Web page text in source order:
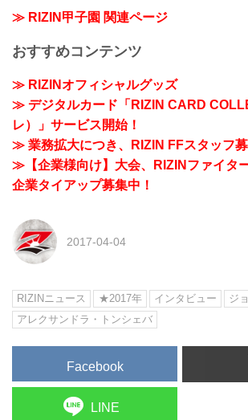
≫ RIZIN甲子園 関連ページ
おすすめコンテンツ
≫ RIZINオフィシャルグッズ
≫ デジタルカード「RIZIN CARD
レ）」サービス開始！
≫ 業務拡大につき、RIZIN FFスタッフ募
≫【企業様向け】大会、RIZINファイタ
企業タイアップ募集中！
2017-04-04
RIZINニュース ★2017年 インタビュー
ジ
アレクサンドラ・トンシェバ
Facebook
LINE